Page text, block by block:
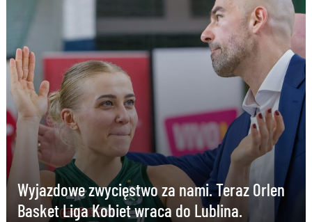
Wyjazdowe zwycięstwo za nami. Teraz Orlen
Basket Liga Kobiet wraca do Lublina.